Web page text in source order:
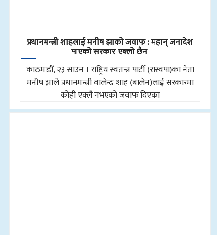
प्रधानमन्त्री शाहलाई मनीष झाको जवाफ : महान् जनादेश
पाएको सरकार एक्लो छैन
काठमाडौँ, २३ साउन । राष्ट्रिय स्वतन्त्र पार्टी (रास्वपा)का नेता
मनीष झाले प्रधानमन्त्री वालेन्द्र शाह (बालेन)लाई सरकारमा
कोही एक्लै नभएको जवाफ दिएका